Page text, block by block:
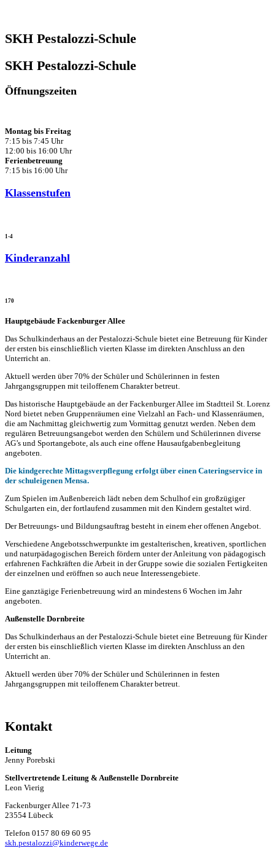
SKH Pestalozzi-Schule
SKH Pestalozzi-Schule​
Öffnungszeiten
Montag bis Freitag
7:15 bis 7:45 Uhr
12:00 bis 16:00 Uhr
Ferienbetreuung
7:15 bis 16:00 Uhr
Klassenstufen
1-4
Kinderanzahl
170
Hauptgebäude Fackenburger Allee
Das Schulkinderhaus an der Pestalozzi-Schule bietet eine Betreuung für Kinder
der ersten bis einschließlich vierten Klasse im direkten Anschluss an den
Unterricht an.
Aktuell werden über 70% der Schüler und Schülerinnen in festen
Jahrgangsgruppen mit teiloffenem Charakter betreut.
Das historische Hauptgebäude an der Fackenburger Allee im Stadtteil St. Lorenz
Nord bietet neben Gruppenräumen eine Vielzahl an Fach- und Klassenräumen,
die am Nachmittag gleichwertig zum Vormittag genutzt werden. Neben dem
regulären Betreuungsangebot werden den Schülern und Schülerinnen diverse
AG’s und Sportangebote, als auch eine offene Hausaufgabenbegleitung
angeboten.
Die kindgerechte Mittagsverpflegung erfolgt über einen Cateringservice in
der schuleigenen Mensa.
Zum Spielen im Außenbereich lädt neben dem Schulhof ein großzügiger
Schulgarten ein, der fortlaufend zusammen mit den Kindern gestaltet wird.
Der Betreuungs- und Bildungsauftrag besteht in einem eher offenen Angebot.
Verschiedene Angebotsschwerpunkte im gestalterischen, kreativen, sportlichen
und naturpädagogischen Bereich fördern unter der Anleitung von pädagogisch
erfahrenen Fachkräften die Arbeit in der Gruppe sowie die sozialen Fertigkeiten
der einzelnen und eröffnen so auch neue Interessengebiete.
Eine ganztägige Ferienbetreuung wird an mindestens 6 Wochen im Jahr
angeboten.
Außenstelle Dornbreite
Das Schulkinderhaus an der Pestalozzi-Schule bietet eine Betreuung für Kinder
der ersten bis einschließlich vierten Klasse im direkten Anschluss an den
Unterricht an.
Aktuell werden über 70% der Schüler und Schülerinnen in festen
Jahrgangsgruppen mit teiloffenem Charakter betreut.
Kontakt
Leitung
Jenny Porebski
Stellvertretende Leitung & Außenstelle Dornbreite
Leon Vierig
Fackenburger Allee 71-73
23554 Lübeck
Telefon 0157 80 69 60 95
skh.pestalozzi@kinderwege.de